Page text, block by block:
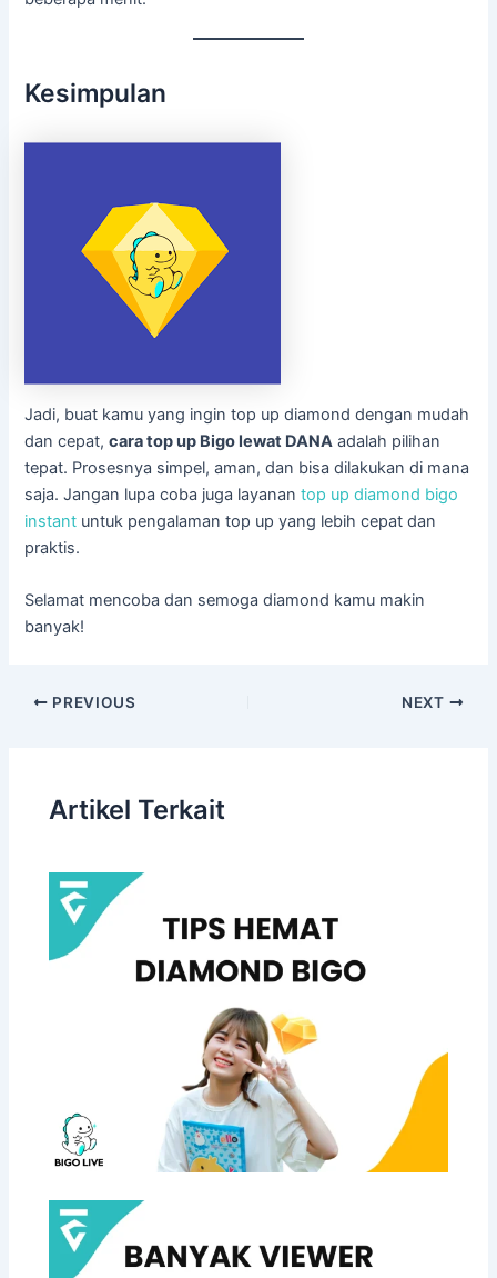
Kesimpulan
Jadi, buat kamu yang ingin top up diamond dengan mudah
dan cepat,cara top up Bigo lewat DANA adalah pilihan
tepat. Prosesnya simpel, aman, dan bisa dilakukan di mana
saja. Jangan lupa coba juga layanantop up diamond bigo
instant untuk pengalaman top up yang lebih cepat dan
praktis.
Selamat mencoba dan semoga diamond kamu makin
banyak!
PREVIOUS NEXT
Artikel Terkait